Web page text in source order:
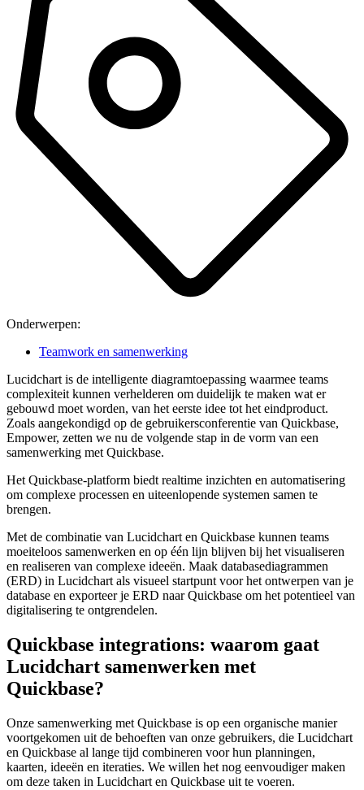
Onderwerpen:
Teamwork en samenwerking
Lucidchart is de intelligente diagramtoepassing waarmee teams
complexiteit kunnen verhelderen om duidelijk te maken wat er
gebouwd moet worden, van het eerste idee tot het eindproduct.
Zoals aangekondigd op de gebruikersconferentie van Quickbase,
Empower, zetten we nu de volgende stap in de vorm van een
samenwerking met Quickbase.
Het Quickbase-platform biedt realtime inzichten en automatisering
om complexe processen en uiteenlopende systemen samen te
brengen.
Met de combinatie van Lucidchart en Quickbase kunnen teams
moeiteloos samenwerken en op één lijn blijven bij het visualiseren
en realiseren van complexe ideeën. Maak databasediagrammen
(ERD) in Lucidchart als visueel startpunt voor het ontwerpen van je
database en exporteer je ERD naar Quickbase om het potentieel van
digitalisering te ontgrendelen.
Quickbase integrations: waarom gaat
Lucidchart samenwerken met
Quickbase?
Onze samenwerking met Quickbase is op een organische manier
voortgekomen uit de behoeften van onze gebruikers, die Lucidchart
en Quickbase al lange tijd combineren voor hun planningen,
kaarten, ideeën en iteraties. We willen het nog eenvoudiger maken
om deze taken in Lucidchart en Quickbase uit te voeren.